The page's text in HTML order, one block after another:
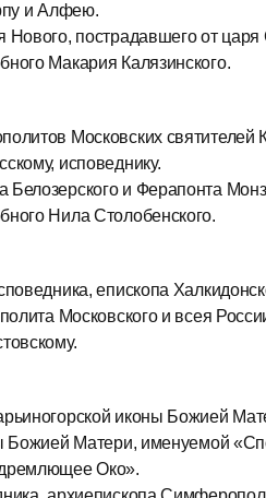
и Алфею.
пострадавшего от царя
Макария Калязинского.
Московских
исповеднику.
и Ферапонта
Нила Столобенского.
епископа
Московского и всея
иконы Божией
Божией Матери, именуемой
Око».